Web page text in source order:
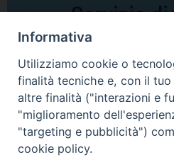
Comunicati Stampa
Il cordoglio dei Vescovi di Puglia per la
Superbo
Informativa
Utilizziamo cookie o
finalità tecniche e, con il
altre finalità ("interazioni e
"miglioramento
"targeting e pubblicità")
cookie policy.